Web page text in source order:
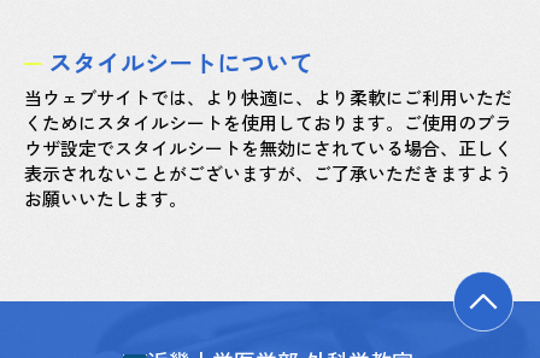
スタイルシートについて
当ウェブサイトでは、より快適に、より柔軟にご利用いただ
くためにスタイルシートを使用しております。ご使用のブラ
ウザ設定でスタイルシートを無効にされている場合、正しく
表示されないことがございますが、ご了承いただきますよう
お願いいたします。